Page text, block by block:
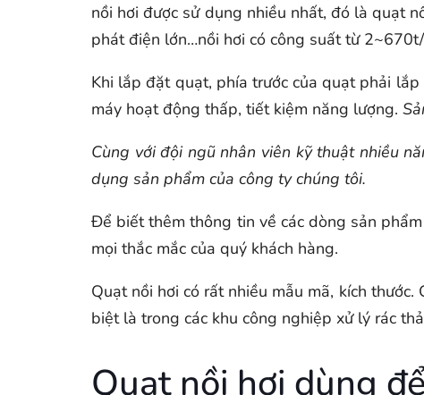
nồi hơi được sử dụng nhiều nhất, đó là quạt
phát điện lớn…nồi hơi có công suất từ
Khi lắp đặt quạt, phía trước của quạt phải
máy hoạt động thấp, tiết kiệm năng lượng.
Cùng với đội ngũ nhân viên kỹ thuật nhiều
dụng sản phẩm của công ty chúng tôi.
Để biết thêm thông tin về các dòng sản
mọi thắc mắc của quý khách hàng.
Quạt nồi hơi có rất nhiều mẫu mã, kích
biệt là trong các khu công nghiệp xử lý rác
Quạt nồi hơi dùng